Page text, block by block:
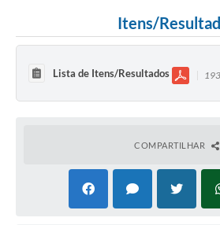
Itens/
Lista de Itens/Resultados
COMPARTILHAR